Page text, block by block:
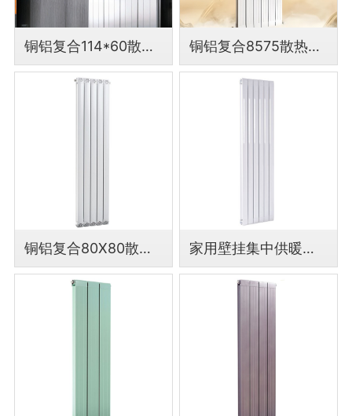
铜铝复合114*60散热器 铜铝复合8575散热器外形美观家用集中供热用
铜铝复合80X80散热器 源头工厂支持定制 家用壁挂集中供暖铜铝复合75X75散热器